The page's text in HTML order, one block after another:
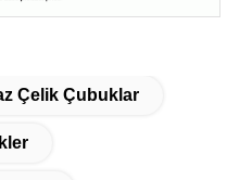
Çelik Çubuklar